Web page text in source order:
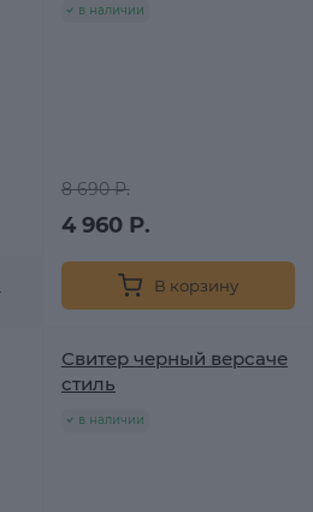
в наличии
8 690 Р.
4 960 Р.
В корзину
Свитер черный версаче
стиль
в наличии